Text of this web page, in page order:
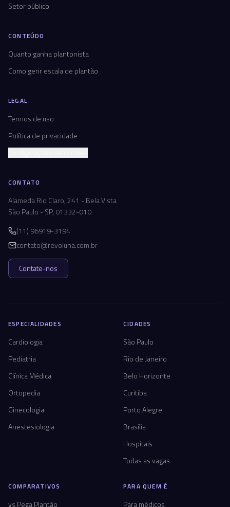
Setor público
CONTEÚDO
Quanto ganha plantonista
Como gerir escala de plantão
LEGAL
Termos de uso
Política de privacidade
CONTATO
Alameda Rio Claro, 241 - Bela Vista
São Paulo - SP, 01332-010
(11) 96919-3194
contato@revoluna.com.br
Contate-nos
ESPECIALIDADES
Cardiologia
Pediatria
Clínica Médica
Ortopedia
Ginecologia
Anestesiologia
CIDADES
São Paulo
Rio de Janeiro
Belo Horizonte
Curitiba
Porto Alegre
Brasília
Hospitais
Todas as vagas
COMPARATIVOS
vs Pega Plantão
PARA QUEM É
Para médicos